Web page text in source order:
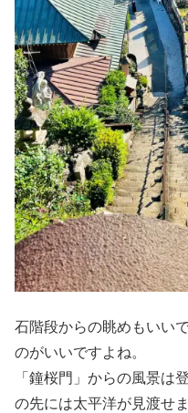
石階段からの眺めもいい
のがいいですよね。
「鐘桜門」からの風景は
の先には太平洋が見渡せま